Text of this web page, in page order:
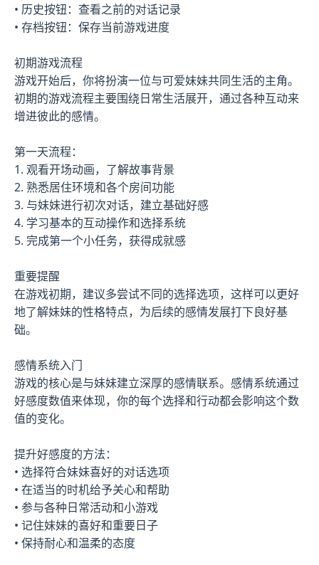
• 历史按钮：查看之前的对话记录
• 存档按钮：保存当前游戏进度
初期游戏流程
游戏开始后，你将扮演一位与可爱妹妹共同生活的主角。
初期的游戏流程主要围绕日常生活展开，通过各种互动来
增进彼此的感情。
第一天流程：
1. 观看开场动画，了解故事背景
2. 熟悉居住环境和各个房间功能
3. 与妹妹进行初次对话，建立基础好感
4. 学习基本的互动操作和选择系统
5. 完成第一个小任务，获得成就感
重要提醒
在游戏初期，建议多尝试不同的选择选项，这样可以更好
地了解妹妹的性格特点，为后续的感情发展打下良好基
础。
感情系统入门
游戏的核心是与妹妹建立深厚的感情联系。感情系统通过
好感度数值来体现，你的每个选择和行动都会影响这个数
值的变化。
提升好感度的方法：
• 选择符合妹妹喜好的对话选项
• 在适当的时机给予关心和帮助
• 参与各种日常活动和小游戏
• 记住妹妹的喜好和重要日子
• 保持耐心和温柔的态度